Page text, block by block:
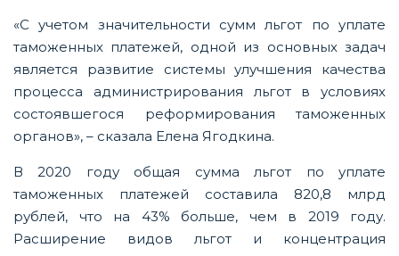
«С учетом значительности сумм льгот по уплате
таможенных платежей, одной из основных задач
является развитие системы улучшения качества
процесса администрирования льгот в условиях
состоявшегося реформирования таможенных
органов», – сказала Елена Ягодкина.
В 2020 году общая сумма льгот по уплате
таможенных платежей составила 820,8 млрд
рублей, что на 43% больше, чем в 2019 году.
Расширение видов льгот и концентрация